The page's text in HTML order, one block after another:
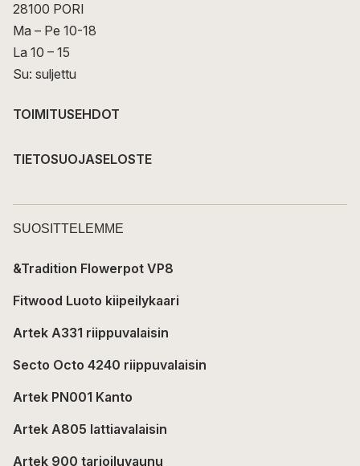
28100 PORI
Ma – Pe 10-18
La 10 – 15
Su: suljettu
TOIMITUSEHDOT
TIETOSUOJASELOSTE
SUOSITTELEMME
&Tradition Flowerpot VP8
Fitwood Luoto kiipeilykaari
Artek A331 riippuvalaisin
Secto Octo 4240 riippuvalaisin
Artek PN001 Kanto
Artek A805 lattiavalaisin
Artek 900 tarjoiluvaunu